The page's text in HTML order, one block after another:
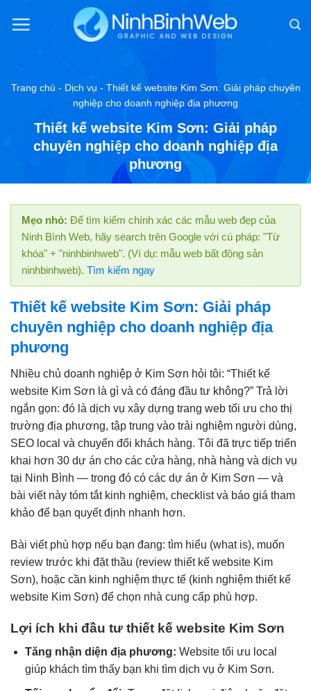
đến
Trang chủ - Dịch vụ - Thiết kế website Kim Sơn: Giải pháp chuyên
nghiệp cho doanh nghiệp địa phương
Thiết kế website Kim Sơn: Giải pháp
chuyên nghiệp cho doanh nghiệp địa
phương
Mẹo nhỏ: Để tìm kiếm chính xác các mẫu web đẹp của
Ninh Bình Web, hãy search trên Google với cú pháp: "Từ
khóa" + "ninhbinhweb". (Ví dụ: mẫu web bất động sản
ninhbinhweb). Tìm kiếm ngay
Thiết kế website Kim Sơn: Giải pháp
chuyên nghiệp cho doanh nghiệp địa
phương
Nhiều chủ doanh nghiệp ở Kim Sơn hỏi tôi: “Thiết kế
website Kim Sơn là gì và có đáng đầu tư không?” Trả lời
ngắn gọn: đó là dịch vụ xây dựng trang web tối ưu cho thị
trường địa phương, tập trung vào trải nghiệm người dùng,
SEO local và chuyển đổi khách hàng. Tôi đã trực tiếp triển
khai hơn 30 dự án cho các cửa hàng, nhà hàng và dịch vụ
tại Ninh Bình — trong đó có các dự án ở Kim Sơn — và
bài viết này tóm tắt kinh nghiệm, checklist và báo giá tham
khảo để bạn quyết định nhanh hơn.
Bài viết phù hợp nếu bạn đang: tìm hiểu (what is), muốn
review trước khi đặt thầu (review thiết kế website Kim
Sơn), hoặc cần kinh nghiệm thực tế (kinh nghiệm thiết kế
website Kim Sơn) để chọn nhà cung cấp phù hợp.
Lợi ích khi đầu tư thiết kế website Kim Sơn
Tăng nhận diện địa phương: Website tối ưu local
giúp khách tìm thấy bạn khi tìm dịch vụ ở Kim Sơn.